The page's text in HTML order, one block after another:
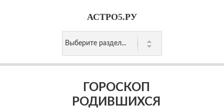
АСТРО5.РУ
ГОРОСКОП
РОДИВШИХСЯ